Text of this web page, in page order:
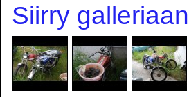
Siirry galleriaan